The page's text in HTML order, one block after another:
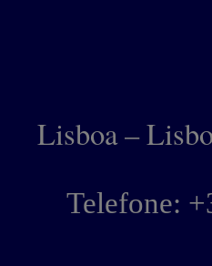
Lisboa –
Telefone: